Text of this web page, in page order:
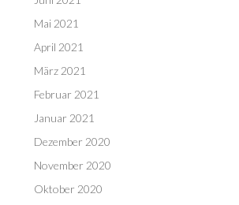
Mai 2021
April 2021
März 2021
Februar 2021
Januar 2021
Dezember 2020
November 2020
Oktober 2020